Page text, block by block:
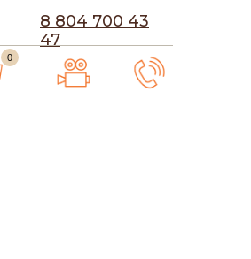
8 804 700 43
47
0